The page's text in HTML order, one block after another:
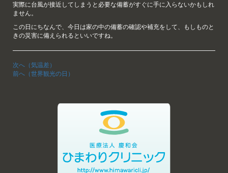
実際に台風が接近してしまうと必要な備蓄がすぐに手に入らないかもしれ
ません。
この日にちなんで、今日は家の中の備蓄の確認や補充をして、もしものと
きの災害に備えられるといいですね。
次へ（気温差）
前へ（世界観光の日）